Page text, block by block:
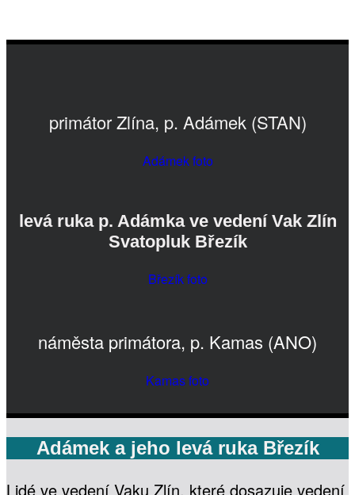
primátor Zlína, p. Adámek (STAN)
Adámek foto
levá ruka p. Adámka ve vedení Vak Zlín
Svatopluk Březík
Březík foto
náměsta primátora, p. Kamas (ANO)
Kamas foto
Adámek a jeho levá ruka Březík
Lidé ve vedení Vaku Zlín, které dosazuje vedení